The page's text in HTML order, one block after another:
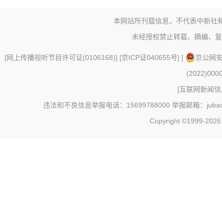
本网站所刊载信息，不代表中新社
未经授权禁止转载、摘编、
[网上传播视听节目许可证(0106168)] [京ICP证040655号] [
京公网
[互联网新闻
违法和不良信息举报电话：15699788000 举报邮箱：
Copyright ©1999-